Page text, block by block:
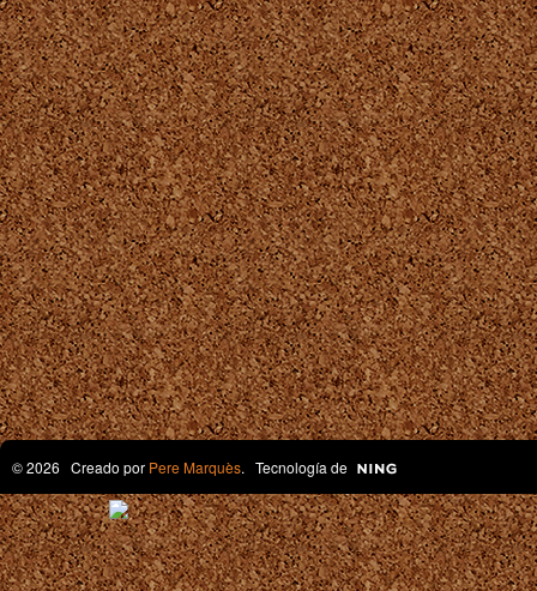
© 2026 Creado por Pere Marquès. Tecnología de